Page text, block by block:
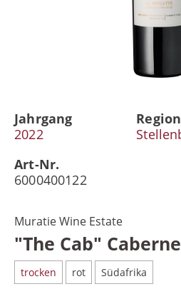
Jahrgang
2022
Region
Art-Nr.
6000400122
Muratie Wine Estate
"The Cab"
trocken rot Südafrika